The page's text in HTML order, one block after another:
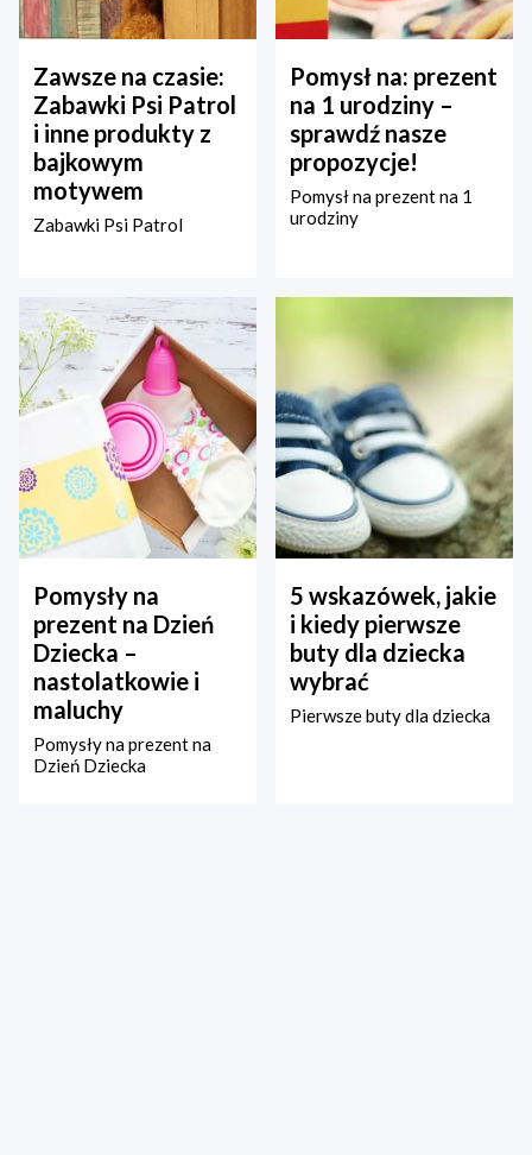
Zawsze na czasie:
Zabawki Psi Patrol
i inne produkty z
bajkowym
motywem
Zabawki Psi Patrol
Pomysł na: prezent
na 1 urodziny –
sprawdź nasze
propozycje!
Pomysł na prezent na 1
urodziny
Pomysły na
prezent na Dzień
Dziecka –
nastolatkowie i
maluchy
Pomysły na prezent na
Dzień Dziecka
5 wskazówek, jakie
i kiedy pierwsze
buty dla dziecka
wybrać
Pierwsze buty dla dziecka